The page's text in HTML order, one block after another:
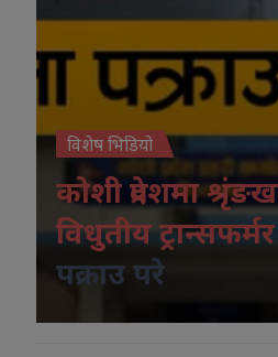
विशेष भिडियो
कोशी प्रदेशमा
विधुतीय ट्रान्सफर्मर
पक्राउ परे